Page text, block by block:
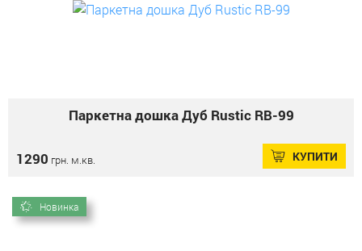
Паркетна дошка Дуб Rustic RB-99
1290 грн. м.кв. КУПИТИ
Новинка